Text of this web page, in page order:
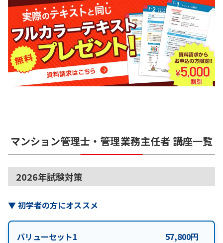
マンション管理士・管理業務主任者 講座一覧
2026年試験対策
▼初学者の方にオススメ
バリューセット1 57,800円